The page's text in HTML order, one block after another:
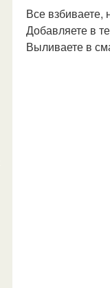
Все взбиваете,
Добавляете в
Выливаете в